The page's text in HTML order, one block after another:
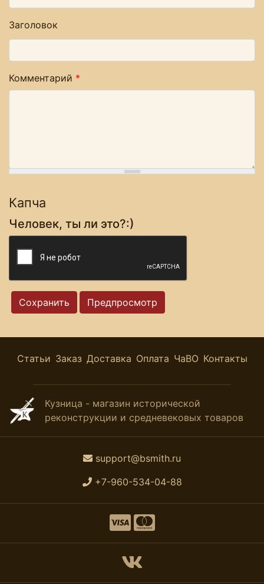
Заголовок
Комментарий *
Капча
Человек, ты ли это?:)
Статьи Заказ Доставка Оплата ЧаВО Контакты
Кузница - магазин исторической
реконструкции и средневековых товаров
support@bsmith.ru
+7-960-534-04-88